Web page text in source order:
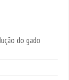
do gado